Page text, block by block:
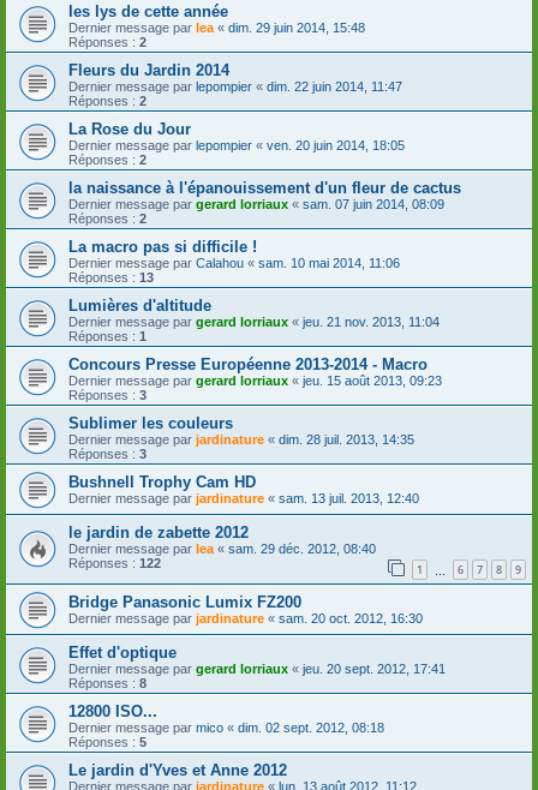
les lys de cette année
Dernier message par lea « dim. 29 juin 2014, 15:48
Réponses : 2
Fleurs du Jardin 2014
Dernier message par lepompier « dim. 22 juin 2014, 11:47
Réponses : 2
La Rose du Jour
Dernier message par lepompier « ven. 20 juin 2014, 18:05
Réponses : 2
la naissance à l'épanouissement d'un fleur de cactus
Dernier message par gerard lorriaux « sam. 07 juin 2014, 08:09
Réponses : 2
La macro pas si difficile !
Dernier message par Calahou « sam. 10 mai 2014, 11:06
Réponses : 13
Lumières d'altitude
Dernier message par gerard lorriaux « jeu. 21 nov. 2013, 11:04
Réponses : 1
Concours Presse Européenne 2013-2014 - Macro
Dernier message par gerard lorriaux « jeu. 15 août 2013, 09:23
Réponses : 3
Sublimer les couleurs
Dernier message par jardinature « dim. 28 juil. 2013, 14:35
Réponses : 3
Bushnell Trophy Cam HD
Dernier message par jardinature « sam. 13 juil. 2013, 12:40
le jardin de zabette 2012
Dernier message par lea « sam. 29 déc. 2012, 08:40
Réponses : 122 1 6 7 8 9
Bridge Panasonic Lumix FZ200
Dernier message par jardinature « sam. 20 oct. 2012, 16:30
Effet d'optique
Dernier message par gerard lorriaux « jeu. 20 sept. 2012, 17:41
Réponses : 8
12800 ISO...
Dernier message par mico « dim. 02 sept. 2012, 08:18
Réponses : 5
Le jardin d'Yves et Anne 2012
Dernier message par jardinature « lun. 13 août 2012, 11:12